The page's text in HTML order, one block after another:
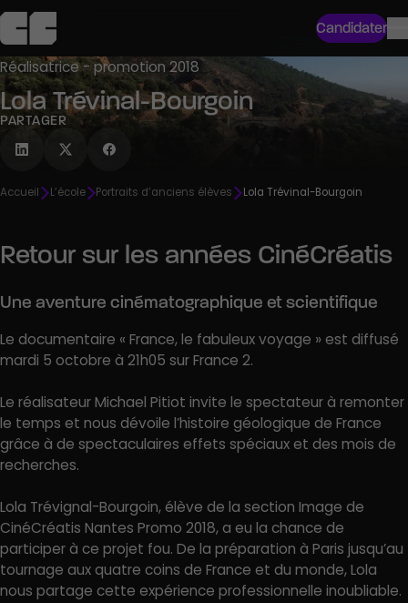
Candidater
Réalisatrice - promotion 2018
Lola Trévinal-Bourgoin
PARTAGER
Accueil L’école Portraits d’anciens élèves Lola Trévinal-Bourgoin
Retour sur les années CinéCréatis
Une aventure cinématographique et scientifique
Le documentaire « France, le fabuleux voyage » est diffusé
mardi 5 octobre à 21h05 sur France 2.
Le réalisateur Michael Pitiot invite le spectateur à remonter
le temps et nous dévoile l’histoire géologique de France
grâce à de spectaculaires effets spéciaux et des mois de
recherches.
Lola Trévignal-Bourgoin, élève de la section Image de
CinéCréatis Nantes Promo 2018, a eu la chance de
participer à ce projet fou. De la préparation à Paris jusqu’au
tournage aux quatre coins de France et du monde, Lola
nous partage cette expérience professionnelle inoubliable.